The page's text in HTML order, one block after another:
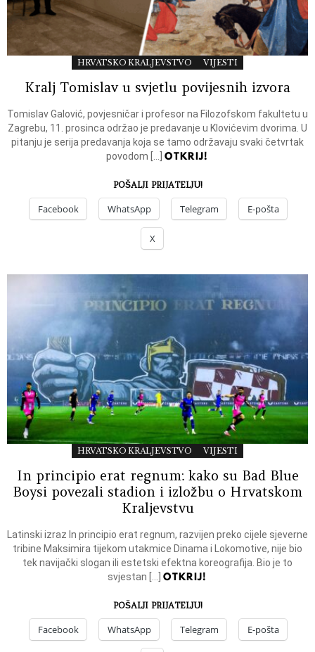
HRVATSKO KRALJEVSTVO VIJESTI
Kralj Tomislav u svjetlu povijesnih izvora
Tomislav Galović, povjesničar i profesor na Filozofskom fakultetu u
Zagrebu, 11. prosinca održao je predavanje u Klovićevim dvorima. U
pitanju je serija predavanja koja se tamo održavaju svaki četvrtak
povodom […]OTKRIJ!
POŠALJI PRIJATELJU!
Facebook WhatsApp Telegram E-pošta
X
HRVATSKO KRALJEVSTVO VIJESTI
In principio erat regnum: kako su Bad Blue
Boysi povezali stadion i izložbu o Hrvatskom
Kraljevstvu
Latinski izraz In principio erat regnum, razvijen preko cijele sjeverne
tribine Maksimira tijekom utakmice Dinama i Lokomotive, nije bio
tek navijački slogan ili estetski efektna koreografija. Bio je to
svjestan […]OTKRIJ!
POŠALJI PRIJATELJU!
Facebook WhatsApp Telegram E-pošta